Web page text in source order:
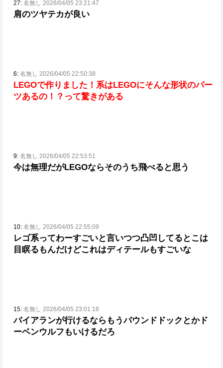
27: 名無し 2026/04/05 23:21:47
肩のツヤテカが良い
6: 名無し 2026/04/05 22:50:38
LEGOで作りました！系はLEGOにそんな形状のパー
ツあるの！？って驚きがある
9: 名無し 2026/04/05 22:53:51
今は無理だがLEGOならそのうち飛べると思う
10: 名無し 2026/04/05 22:55:09
レゴ系ってわーすごいと言いつつ凸凹してるとこは
目瞑るもんだけどこれはディテールもすごいな
15: 名無し 2026/04/05 23:01:18
バイアランが行けるならもうバウンドドックとかド
ーベンウルフもいけるだろ